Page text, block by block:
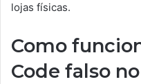
lojas físicas.
Como
Code falso